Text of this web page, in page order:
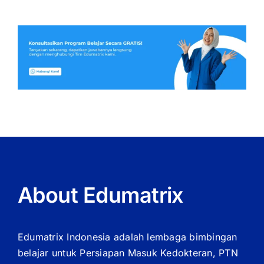
About Edumatrix
Edumatrix Indonesia adalah lembaga bimbingan
belajar untuk Persiapan Masuk Kedokteran, PTN